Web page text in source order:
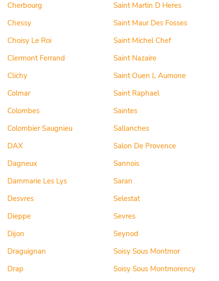
Cherbourg
Chessy
Choisy Le Roi
Clermont Ferrand
Clichy
Colmar
Colombes
Colombier Saugnieu
DAX
Dagneux
Dammarie Les Lys
Desvres
Dieppe
Dijon
Draguignan
Drap
Saint Martin D Heres
Saint Maur Des Fosses
Saint Michel Chef
Saint Nazaire
Saint Ouen L Aumone
Saint Raphael
Saintes
Sallanches
Salon De Provence
Sannois
Saran
Selestat
Sevres
Seynod
Soisy Sous Montmor
Soisy Sous Montmorency